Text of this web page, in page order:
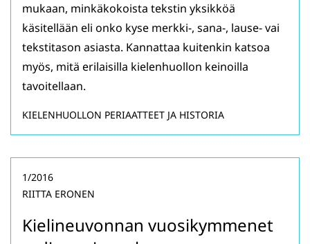
mukaan, minkäkokoista tekstin yksikköä
käsitellään eli onko kyse merkki-, sana-, lause- vai
tekstitason asiasta. Kannattaa kuitenkin katsoa
myös, mitä erilaisilla kielenhuollon keinoilla
tavoitellaan.
KIELENHUOLLON PERIAATTEET JA HISTORIA
Kielineuvonnan vuosikymmenet
1/2016
RIITTA ERONEN